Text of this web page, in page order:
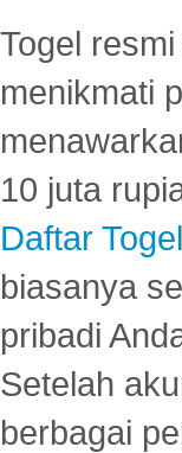
Togel
menikmati
10 juta
Daftar Togel
biasanya
pribadi
Setelah
berbagai